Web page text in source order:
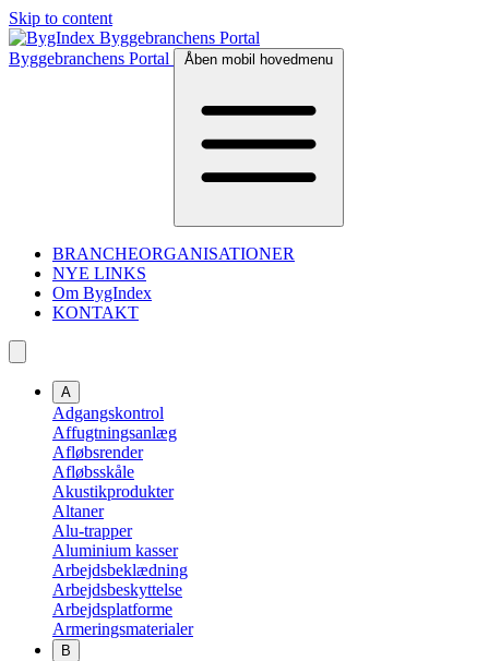
Skip to content
Byggebranchens Portal Åben mobil hovedmenu
BRANCHEORGANISATIONER
NYE LINKS
Om BygIndex
KONTAKT
A
Adgangskontrol
Affugtningsanlæg
Afløbsrender
Afløbsskåle
Akustikprodukter
Altaner
Alu-trapper
Aluminium kasser
Arbejdsbeklædning
Arbejdsbeskyttelse
Arbejdsplatforme
Armeringsmaterialer
B